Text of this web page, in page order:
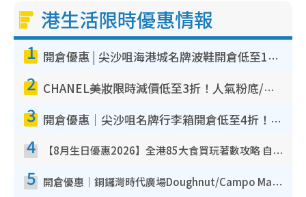
港生活限時優惠情報
1 開倉優惠 | 尖沙咀海港城名牌波鞋開倉低至1折！On鞋$899起／Joy&Peace鞋履$98起
2 CHANEL美妝限時減價低至3折！人氣粉底/唇膏/精華液低至$275！COCO香水都有平
3 開倉優惠｜尖沙咀名牌行李箱開倉低至4折！一連5日 American Tourister/ace./Hallmark $200起！
4 【8月生日優惠2026】全港85大食買玩著數攻略 自助餐/火鍋放題同行免費＋誠品/DONKI送現金券
5 開倉優惠｜銅鑼灣時代廣場Doughnut/Campo Marzio開倉低至1折！背囊、書包、手袋劈價$200起